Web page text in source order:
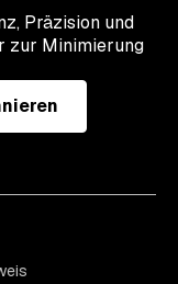
Präzision und
zur Minimierung